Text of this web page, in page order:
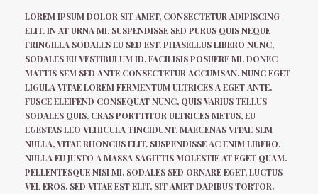
LOREM IPSUM DOLOR SIT AMET, CONSECTETUR ADIPISCING
ELIT. IN AT URNA MI. SUSPENDISSE SED PURUS QUIS NEQUE
FRINGILLA SODALES EU SED EST. PHASELLUS LIBERO NUNC,
SODALES EU VESTIBULUM ID, FACILISIS POSUERE MI. DONEC
MATTIS SEM SED ANTE CONSECTETUR ACCUMSAN. NUNC EGET
LIGULA VITAE LOREM FERMENTUM ULTRICES A EGET ANTE.
FUSCE ELEIFEND CONSEQUAT NUNC, QUIS VARIUS TELLUS
SODALES QUIS. CRAS PORTTITOR ULTRICES METUS, EU
EGESTAS LEO VEHICULA TINCIDUNT. MAECENAS VITAE SEM
NULLA, VITAE RHONCUS ELIT. SUSPENDISSE AC ENIM LIBERO.
NULLA EU JUSTO A MASSA SAGITTIS MOLESTIE AT EGET QUAM.
PELLENTESQUE NISI MI, SODALES SED ORNARE EGET, LUCTUS
VEL EROS. SED VITAE EST ELIT, SIT AMET DAPIBUS TORTOR.